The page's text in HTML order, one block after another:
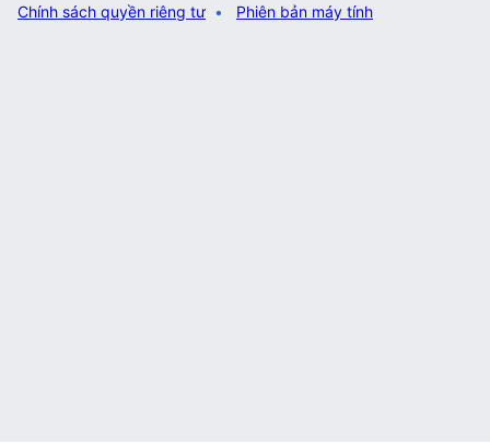
Chính sách quyền riêng tư Phiên bản máy tính